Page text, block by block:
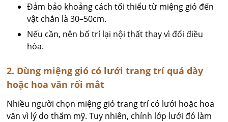
Đảm bảo khoảng cách tối thiểu từ miệng gió đến
vật chắn là 30–50cm.
Nếu cần, nên bố trí lại nội thất thay vì đổi điều
hòa.
2. Dùng miệng gió có lưới trang trí quá dày
hoặc hoa văn rối mắt
Nhiều người chọn miệng gió trang trí có lưới hoặc hoa
văn vì lý do thẩm mỹ. Tuy nhiên, chính lớp lưới đó làm